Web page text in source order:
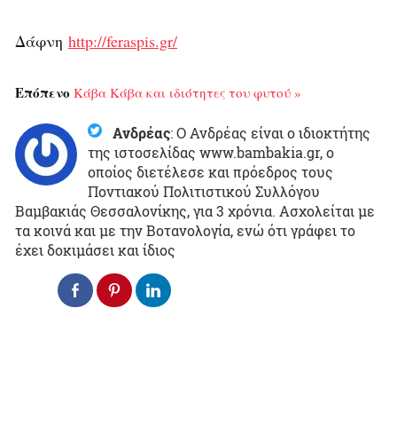
Δάφνη http://feraspis.gr/
Επόπενο Κάβα Κάβα και ιδιότητες του φυτού »
Ανδρέας:Ο Ανδρέας είναι ο ιδιοκτήτης
της ιστοσελίδας www.bambakia.gr, ο
οποίος διετέλεσε και πρόεδρος τους
Ποντιακού Πολιτιστικού Συλλόγου
Βαμβακιάς Θεσσαλονίκης, για 3 χρόνια. Ασχολείται με
τα κοινά και με την Βοτανολογία, ενώ ότι γράφει το
έχει δοκιμάσει και ίδιος